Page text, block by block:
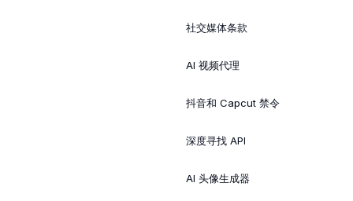
社交媒体条款
AI 视频代理
抖音和 Capcut 禁令
深度寻找 API
AI 头像生成器